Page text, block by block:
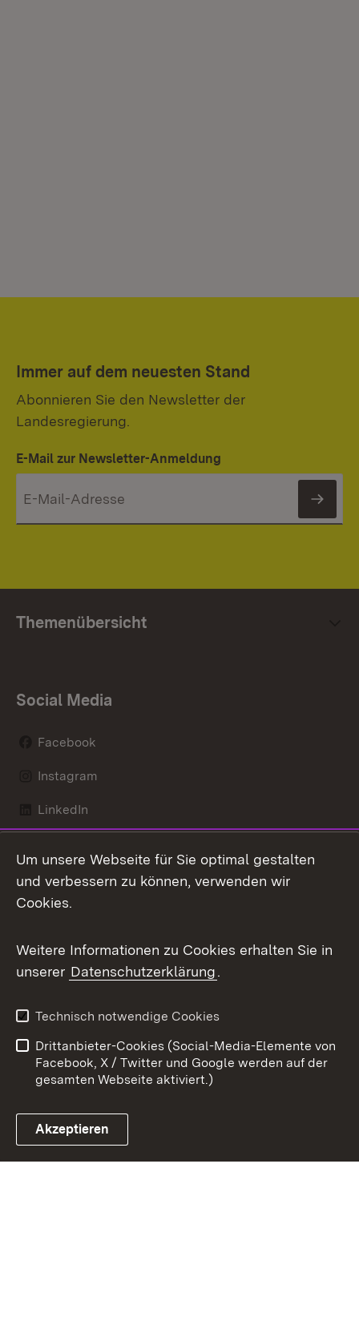
Immer auf dem neuesten Stand
Abonnieren Sie den Newsletter der
Landesregierung.
E-Mail zur Newsletter-Anmeldung
Themenübersicht
Social Media
Facebook
Instagram
LinkedIn
X / Twitter
Youtube
Link zum Landesportal
Kontakt
Datenschutz
Barrierefreiheit
Impressum
Cookies
Um unsere Webseite für Sie optimal gestalten
und verbessern zu können, verwenden wir
Cookies.
Weitere Informationen zu Cookies erhalten Sie in
unserer Datenschutzerklärung.
Technisch notwendige Cookies
Drittanbieter-Cookies (Social-Media-Elemente von
Facebook, X / Twitter und Google werden auf der
gesamten Webseite aktiviert.)
Akzeptieren